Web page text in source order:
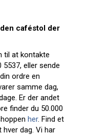
caféstol der
til at kontakte
eller sende
ordre en
samme dag,
Er der andet
finder du 50.000
her. Find et
dag. Vi har